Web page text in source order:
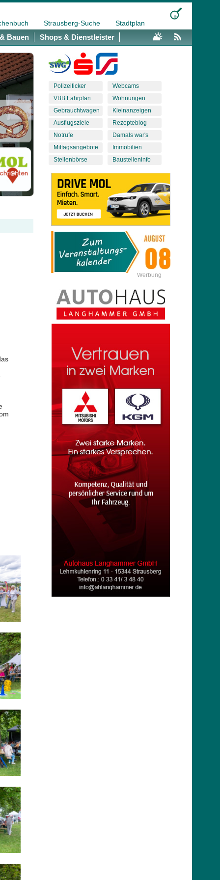
Strausberg-Suche Stadtplan
Bauen Shops & Dienstleister
Polizeiticker
VBB Fahrplan
Gebrauchtwagen
Ausflugsziele
Notrufe
Mittagsangebote
Stellenbörse
Webcams
Wohnungen
Kleinanzeigen
Rezepteblog
Damals war's
Immobilien
Baustelleninfo
Werbung